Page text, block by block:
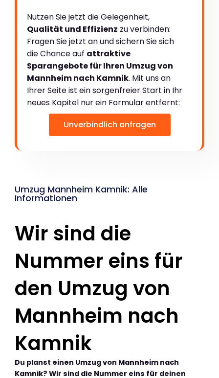
Nutzen Sie jetzt die Gelegenheit,
Qualität und Effizienz zu verbinden:
Fragen Sie jetzt an und sichern Sie sich
die Chance auf attraktive
Sparangebote für Ihren Umzug von
Mannheim nach Kamnik. Mit uns an
Ihrer Seite ist ein sorgenfreier Start in Ihr
neues Kapitel nur ein Formular entfernt:
Unverbindlich anfragen
Umzug Mannheim Kamnik: Alle
Informationen
Wir sind die
Nummer eins für
den Umzug von
Mannheim nach
Kamnik
Du planst einen Umzug von Mannheim nach
Kamnik? Wir sind die Nummer eins für deinen